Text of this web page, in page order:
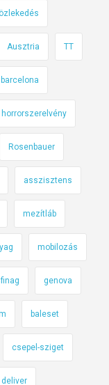
Ausztria TT
barcelona
horrorszerelvény
Rosenbauer
asszisztens
mezítláb
mobilozás
genova
baleset
csepel-sziget
deliver